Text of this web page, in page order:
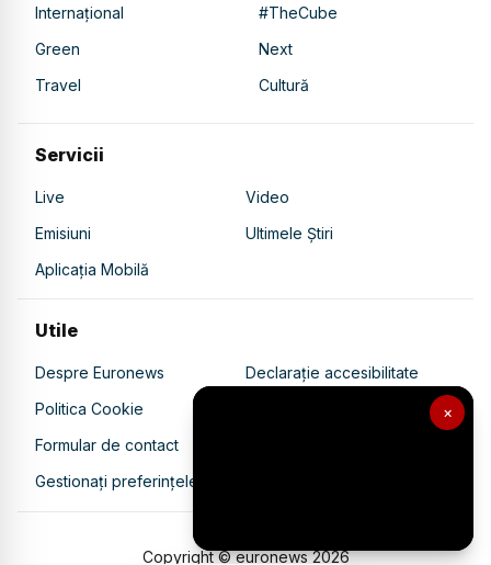
×
Internațional
#TheCube
Green
Next
Travel
Cultură
Servicii
Live
Video
Emisiuni
Ultimele Știri
Aplicația Mobilă
Utile
Despre Euronews
Declarație accesibilitate
Politica Cookie
Politica de confidențialitate
Formular de contact
Gestionați preferințele
Copyright © euronews2026